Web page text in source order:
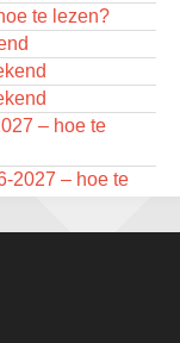
te lezen?
– hoe te
2027 – hoe te
2027 – hoe te